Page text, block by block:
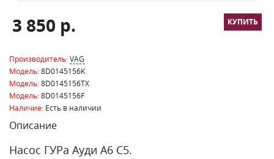
3 850 р.
Производитель:VAG
Модель:8D0145156K
Модель:8D0145156TX
Модель:8D0145156F
Наличие: Есть в наличии
Описание
Насос ГУРа Ауди A6 C5.